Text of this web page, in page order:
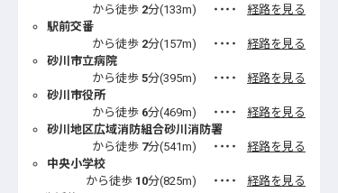
から徒歩 2分(133m) ・・・・
経路を見る
駅前交番
から徒歩 2分(157m) ・・・・
経路を見る
砂川市立病院
から徒歩 5分(395m) ・・・・
経路を見る
砂川市役所
から徒歩 6分(469m) ・・・・
経路を見る
砂川地区広域消防組合砂川消防署
から徒歩 7分(541m) ・・・・
経路を見る
中央小学校
から徒歩 10分(825m) ・・・・
経路を見る